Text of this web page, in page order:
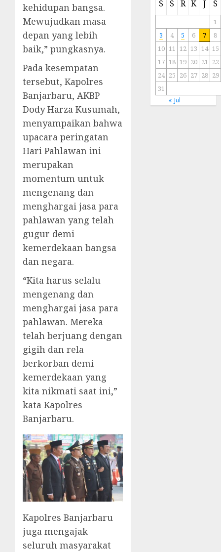
kehidupan bangsa.
Mewujudkan masa
depan yang lebih
baik,” pungkasnya.
Pada kesempatan
tersebut, Kapolres
Banjarbaru, AKBP
Dody Harza Kusumah,
menyampaikan bahwa
upacara peringatan
Hari Pahlawan ini
merupakan
momentum untuk
mengenang dan
menghargai jasa para
pahlawan yang telah
gugur demi
kemerdekaan bangsa
dan negara.
“Kita harus selalu
mengenang dan
menghargai jasa para
pahlawan. Mereka
telah berjuang dengan
gigih dan rela
berkorban demi
kemerdekaan yang
kita nikmati saat ini,”
kata Kapolres
Banjarbaru.
Kapolres Banjarbaru
juga mengajak
seluruh masyarakat
S S R K J S
1
3
4 5 6 7
8
10 11 12 13 14 15
17 18 19 20 21 22
24 25 26 27 28 29
31
« Jul